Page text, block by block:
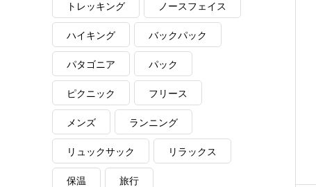
トレッキング ノースフェイス
ハイキング バックパック
パタゴニア パック
ピクニック フリース
メンズ ランニング
リュックサック リラックス
保温 旅行